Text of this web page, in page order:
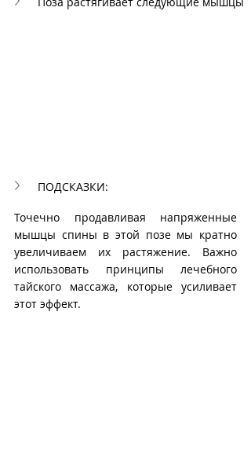
ПОДСКАЗКИ:
Точечно продавливая напряженные
мышцы спины в этой позе мы кратно
увеличиваем их растяжение. Важно
использовать принципы лечебного
тайского массажа, которые усиливает
этот эффект.